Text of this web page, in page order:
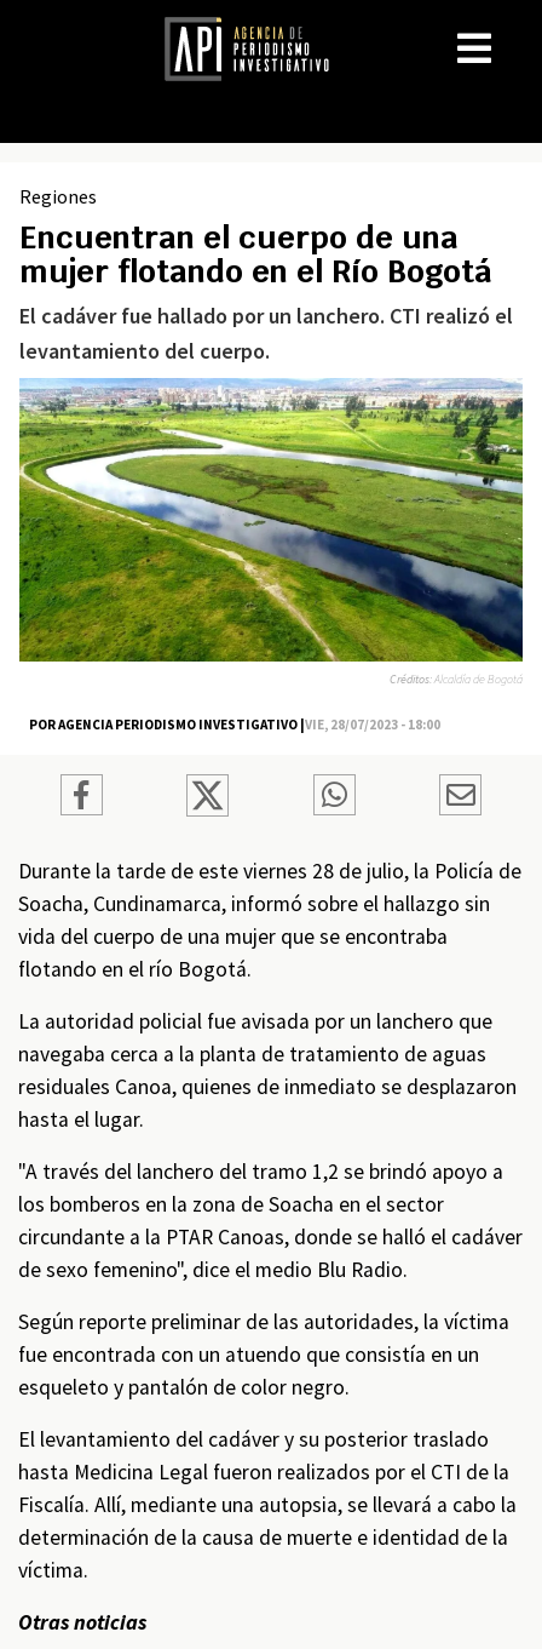
Regiones
Encuentran el cuerpo de una
mujer flotando en el Río Bogotá
El cadáver fue hallado por un lanchero. CTI realizó el
levantamiento del cuerpo.
POR AGENCIA PERIODISMO INVESTIGATIVO |VIE, 28/07/2023 - 18:00
Créditos:Alcaldía de Bogotá
Durante la tarde de este viernes 28 de julio, la Policía de
Soacha, Cundinamarca, informó sobre el hallazgo sin
vida del cuerpo de una mujer que se encontraba
flotando en el río Bogotá.
La autoridad policial fue avisada por un lanchero que
navegaba cerca a la planta de tratamiento de aguas
residuales Canoa, quienes de inmediato se desplazaron
hasta el lugar.
"A través del lanchero del tramo 1,2 se brindó apoyo a
los bomberos en la zona de Soacha en el sector
circundante a la PTAR Canoas, donde se halló el cadáver
de sexo femenino", dice el medio Blu Radio.
Según reporte preliminar de las autoridades, la víctima
fue encontrada con un atuendo que consistía en un
esqueleto y pantalón de color negro.
El levantamiento del cadáver y su posterior traslado
hasta Medicina Legal fueron realizados por el CTI de la
Fiscalía. Allí, mediante una autopsia, se llevará a cabo la
determinación de la causa de muerte e identidad de la
víctima.
Otras noticias